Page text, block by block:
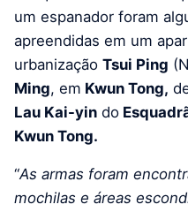
um espanador foram
apreendidas em um
urbanização Tsui Ping
Ming, em Kwun Tong,
Lau Kai-yin do
Kwun Tong.
“As armas foram
mochilas e áreas